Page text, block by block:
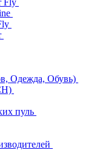
Одежда, Обувь)
пуль